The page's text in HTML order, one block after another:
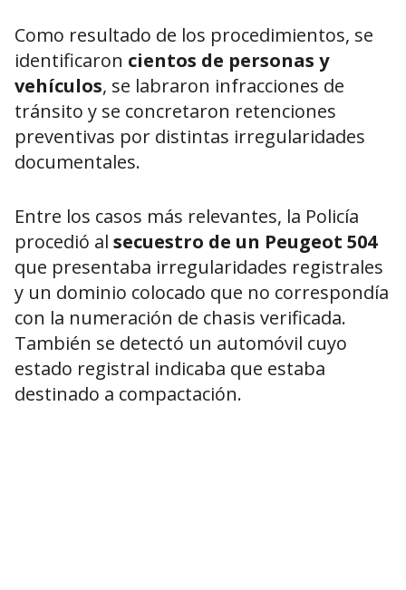
Como resultado de los procedimientos, se
identificaron cientos de personas y
vehículos, se labraron infracciones de
tránsito y se concretaron retenciones
preventivas por distintas irregularidades
documentales.
Entre los casos más relevantes, la Policía
procedió al secuestro de un Peugeot 504
que presentaba irregularidades registrales
y un dominio colocado que no correspondía
con la numeración de chasis verificada.
También se detectó un automóvil cuyo
estado registral indicaba que estaba
destinado a compactación.